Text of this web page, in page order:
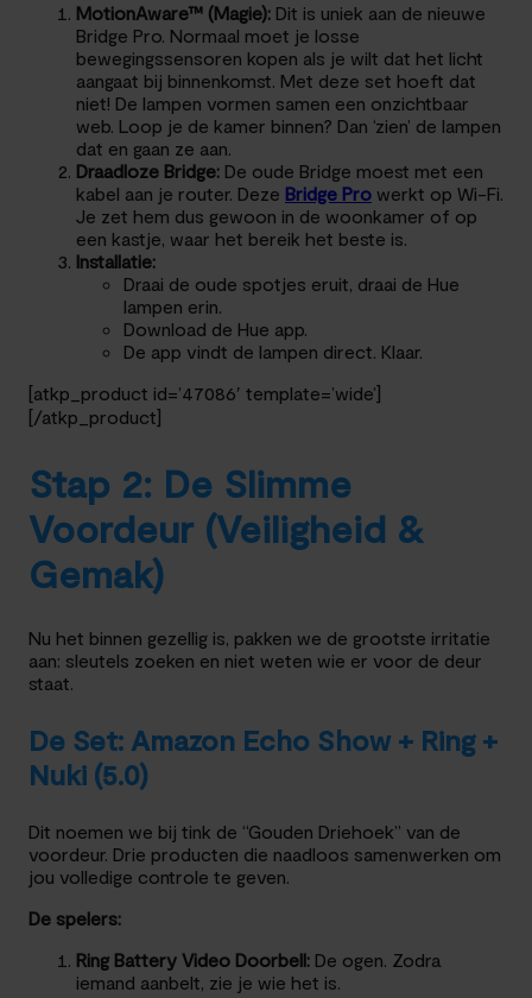
MotionAware™ (Magie): Dit is uniek aan de nieuwe
Bridge Pro. Normaal moet je losse
bewegingssensoren kopen als je wilt dat het licht
aangaat bij binnenkomst. Met deze set hoeft dat
niet! De lampen vormen samen een onzichtbaar
web. Loop je de kamer binnen? Dan ‘zien’ de lampen
dat en gaan ze aan.
Draadloze Bridge: De oude Bridge moest met een
kabel aan je router. Deze Bridge Pro werkt op Wi-Fi.
Je zet hem dus gewoon in de woonkamer of op
een kastje, waar het bereik het beste is.
Installatie:
Draai de oude spotjes eruit, draai de Hue
lampen erin.
Download de Hue app.
De app vindt de lampen direct. Klaar.
[atkp_product id=’47086′ template=’wide’]
[/atkp_product]
Stap 2: De Slimme
Voordeur (Veiligheid &
Gemak)
Nu het binnen gezellig is, pakken we de grootste irritatie
aan: sleutels zoeken en niet weten wie er voor de deur
staat.
De Set: Amazon Echo Show + Ring +
Nuki (5.0)
Dit noemen we bij tink de “Gouden Driehoek” van de
voordeur. Drie producten die naadloos samenwerken om
jou volledige controle te geven.
De spelers:
Ring Battery Video Doorbell: De ogen. Zodra
iemand aanbelt, zie je wie het is.